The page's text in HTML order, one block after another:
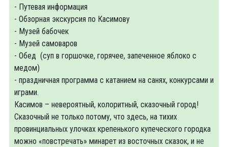
- Путевая информация
- Обзорная экскурсия по Касимову
- Музей бабочек
- Музей самоваров
- Обед (суп в горшочке, горячее, запеченное яблоко с
медом)
- праздничная программа с катанием на санях, конкурсами и
играми.
Касимов – невероятный, колоритный, сказочный город!
Сказочный не только потому, что здесь, на тихих
провинциальных улочках крепенького купеческого городка
можно «повстречать» минарет из восточных сказок, и не